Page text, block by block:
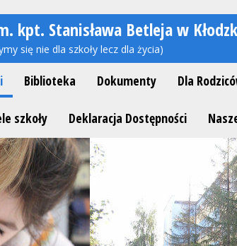
kpt. Stanisława Betleja w
się nie dla szkoły lecz dla życia)
Biblioteka Dokumenty Dla
szkoły Deklaracja Dostępności